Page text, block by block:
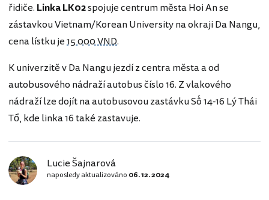
řidiče. Linka LK02spojuje centrum města Hoi An se
zástavkou Vietnam/Korean University na okraji Da Nangu,
cena lístku je15 000 VND.
K univerzitě v Da Nangu jezdí z centra města a od
autobusového nádraží autobus číslo 16. Z vlakového
nádraží lze dojít na autobusovou zastávku Số 14-16 Lý Thái
Tổ, kde linka 16 také zastavuje.
Lucie Šajnarová
naposledy aktualizováno 06. 12. 2024